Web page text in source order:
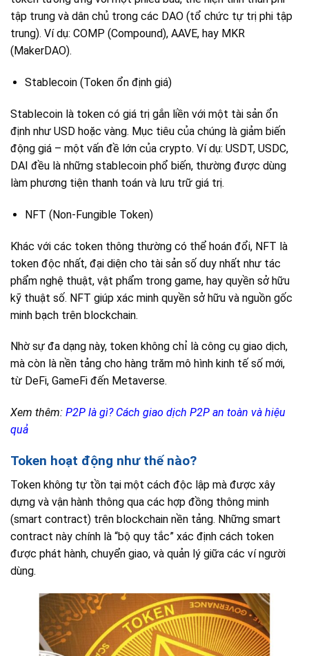
tập trung và dân chủ trong các DAO (tổ chức tự trị phi tập
trung). Ví dụ: COMP (Compound), AAVE, hay MKR
(MakerDAO).
Stablecoin (Token ổn định giá)
Stablecoin là token có giá trị gắn liền với một tài sản ổn
định như USD hoặc vàng. Mục tiêu của chúng là giảm biến
động giá – một vấn đề lớn của crypto. Ví dụ: USDT, USDC,
DAI đều là những stablecoin phổ biến, thường được dùng
làm phương tiện thanh toán và lưu trữ giá trị.
NFT (Non-Fungible Token)
Khác với các token thông thường có thể hoán đổi, NFT là
token độc nhất, đại diện cho tài sản số duy nhất như tác
phẩm nghệ thuật, vật phẩm trong game, hay quyền sở hữu
kỹ thuật số. NFT giúp xác minh quyền sở hữu và nguồn gốc
minh bạch trên blockchain.
Nhờ sự đa dạng này, token không chỉ là công cụ giao dịch,
mà còn là nền tảng cho hàng trăm mô hình kinh tế số mới,
từ DeFi, GameFi đến Metaverse.
Xem thêm: P2P là gì? Cách giao dịch P2P an toàn và hiệu
quả
Token hoạt động như thế nào?
Token không tự tồn tại một cách độc lập mà được xây
dựng và vận hành thông qua các hợp đồng thông minh
(smart contract) trên blockchain nền tảng. Những smart
contract này chính là “bộ quy tắc” xác định cách token
được phát hành, chuyển giao, và quản lý giữa các ví người
dùng.